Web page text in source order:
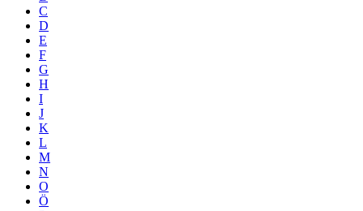
C
D
E
F
G
H
I
J
K
L
M
N
O
Ö